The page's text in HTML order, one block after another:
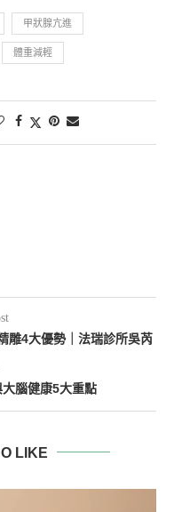
甲狀腺亢進
體重減輕
雕4大優勢｜法瑞診所吳芮
腦健康5大重點
LIKE